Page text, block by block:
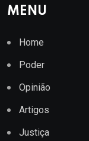
MENU
Home
Poder
Opinião
Artigos
Justiça